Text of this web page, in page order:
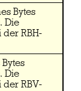
Bytes
Die
RBH-
Die
RBV-